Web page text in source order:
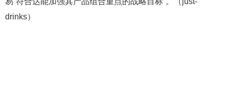
drinks）